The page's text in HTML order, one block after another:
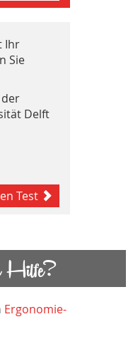
Ihr
Sie
Delft
Test
Hilfe?
Ergonomie-